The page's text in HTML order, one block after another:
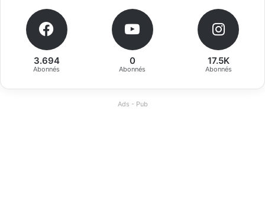
3.694
Abonnés
0
Abonnés
17.5K
Abonnés
Ads - Pub